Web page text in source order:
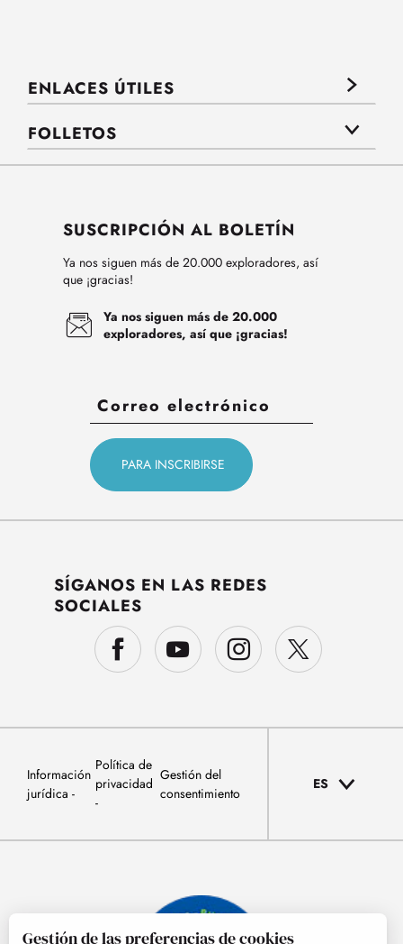
ENLACES ÚTILES
FOLLETOS
SUSCRIPCIÓN AL BOLETÍN
Ya nos siguen más de 20.000 exploradores, así
que ¡gracias!
Ya nos siguen más de 20.000
exploradores, así que ¡gracias!
SÍGANOS EN LAS REDES
SOCIALES
Información
jurídica
Política de
privacidad
Gestión del
consentimiento
ES
Gestión de las preferencias de cookies